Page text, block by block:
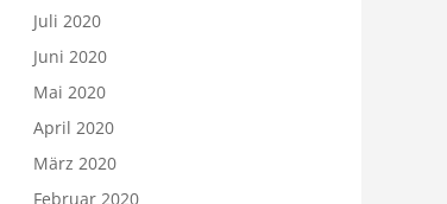
Juli 2020
Juni 2020
Mai 2020
April 2020
März 2020
Februar 2020